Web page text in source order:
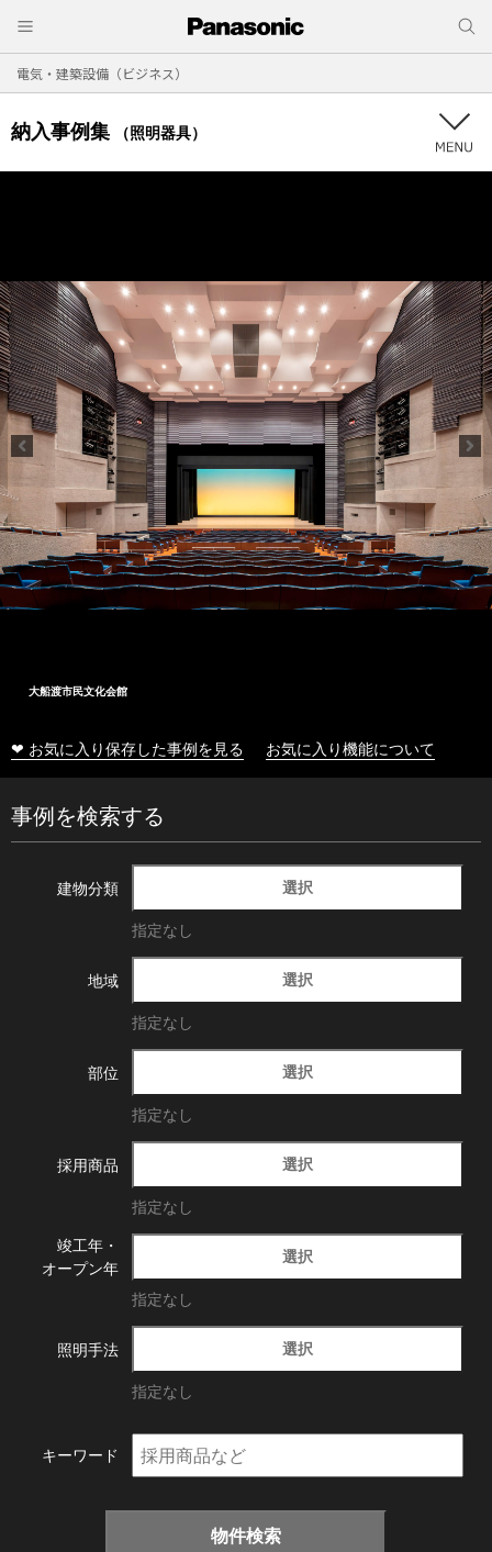
電気・建築設備（ビジネス）
納入事例集 （照明器具）
大船渡市民文化会館
❤ お気に入り保存した事例を見る お気に入り機能について
事例を検索する
建物分類 選択
指定なし
地域 選択
指定なし
部位 選択
指定なし
採用商品 選択
指定なし
竣工年・
オープン年
選択
指定なし
照明手法 選択
指定なし
キーワード
物件検索